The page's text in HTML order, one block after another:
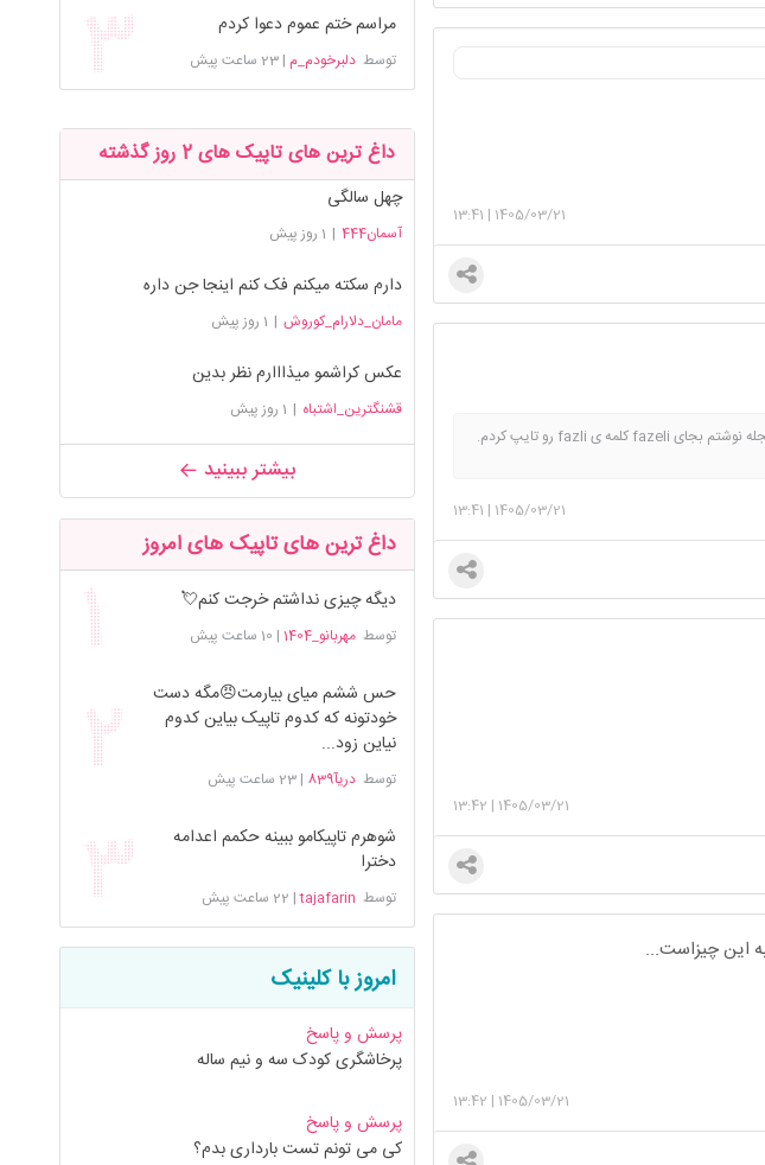
1405/03/21
|
13:41
دکتر فاضلی هستم متخصص نینیسایت😎😁😁😁فینگلیش بلدم بوخودا.با عجله نوشتم بجای fazeli کلمه ی fazli رو تایپ کردم.
نتیجه میرسی که همه ی کسایی که اولویتت
1405/03/21
|
13:41
1405/03/21
|
13:42
این چیزاست...
1405/03/21
|
13:42
مراسم ختم عموم دعوا کردم
توسطدلبرخودم_م |23 ساعت پیش
داغ ترین های تاپیک های 2 روز گذشته
چهل سالگی
آسمان444 | 1 روز پیش
دارم سکته میکنم فک کنم اینجا جن داره
مامان_دلارام_کوروش | 1 روز پیش
عکس کراشمو میذااارم نظر بدین
قشنگترین_اشتباه | 1 روز پیش
بیشتر ببینید
داغ ترین های تاپیک های امروز
دیگه چیزی نداشتم خرجت کنم💘
توسطمهربانو_1404 | 10 ساعت پیش
حس ششم میای بیارمت😠مگه دست
خودتونه که کدوم تاپیک بیاین کدوم
نیاین زود...
توسطدریآ839 |23 ساعت پیش
شوهرم تاپیکامو ببینه حکمم اعدامه
دخترا
توسط tajafarin
| 22 ساعت پیش
امروز با کلینیک
پرسش و پاسخ
پرخاشگری کودک سه و نیم ساله
پرسش و پاسخ
کی می تونم تست بارداری بدم؟